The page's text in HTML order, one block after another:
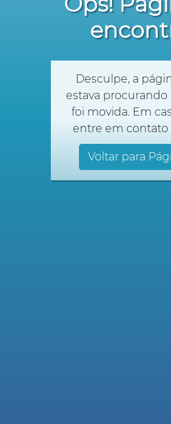
Desculpe, a
estava procurando
foi movida. Em
entre em contato
Voltar para